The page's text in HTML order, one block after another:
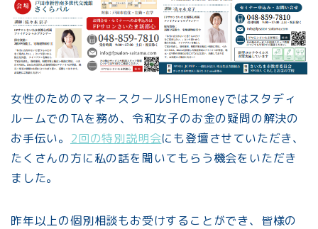
女性のためのマネースクールSHEmoneyではスタディ
ルームでのTAを務め、令和女子のお金の疑問の解決の
お手伝い。 2回の特別説明会にも登壇させていただき、
たくさんの方に私の話を聞いてもらう機会をいただき
ました。
昨年以上の個別相談もお受けすることができ、皆様の